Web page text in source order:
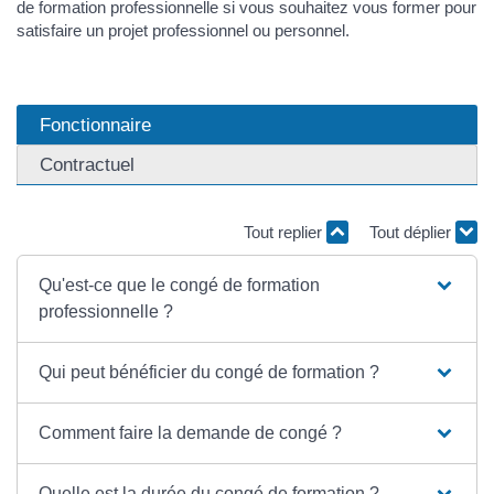
de formation professionnelle si vous souhaitez vous former pour
satisfaire un projet professionnel ou personnel.
Fonctionnaire
Contractuel
Tout replier Tout déplier
Qu'est-ce que le congé de formation
professionnelle ?
Qui peut bénéficier du congé de formation ?
Comment faire la demande de congé ?